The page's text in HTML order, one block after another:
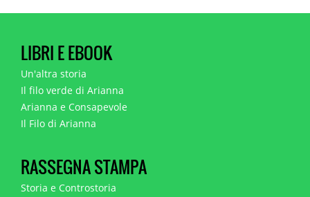
LIBRI E EBOOK
Un'altra storia
Il filo verde di Arianna
Arianna e Consapevole
Il Filo di Arianna
RASSEGNA STAMPA
Storia e Controstoria